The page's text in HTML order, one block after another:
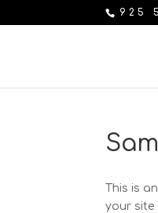
925
This is
your